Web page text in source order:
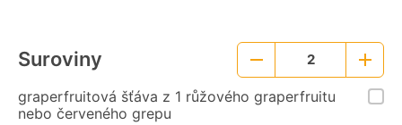
Suroviny 2
Větší
porce
graperfruitová šťáva z 1 růžového graperfruitu
nebo červeného grepu